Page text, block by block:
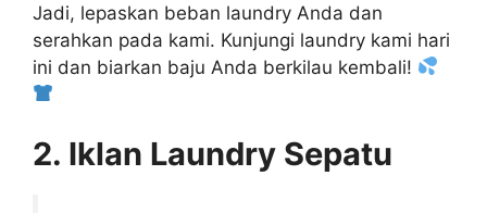
Jadi, lepaskan beban laundry Anda dan
serahkan pada kami. Kunjungi laundry kami hari
ini dan biarkan baju Anda berkilau kembali!
2. Iklan Laundry Sepatu